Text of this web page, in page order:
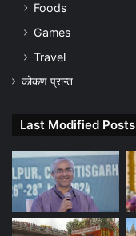
Foods
Games
Travel
कोकण प्रान्त
Last Modified Posts